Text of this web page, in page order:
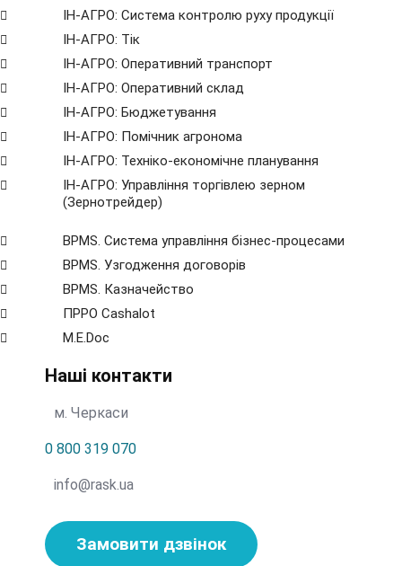
ІН-АГРО: Система контролю руху продукції
ІН-АГРО: Тік
ІН-АГРО: Оперативний транспорт
ІН-АГРО: Оперативний склад
ІН-АГРО: Бюджетування
ІН-АГРО: Помічник агронома
ІН-АГРО: Техніко-економічне планування
ІН-АГРО: Управління торгівлею зерном
(Зернотрейдер)
BPMS. Система управління бізнес-процесами
BPМS. Узгодження договорів
BPМS. Казначейство
ПРРО Cashalot
M.E.Doc
Наші контакти
м. Черкаси
0 800 319 070
info@rask.ua
Замовити дзвінок